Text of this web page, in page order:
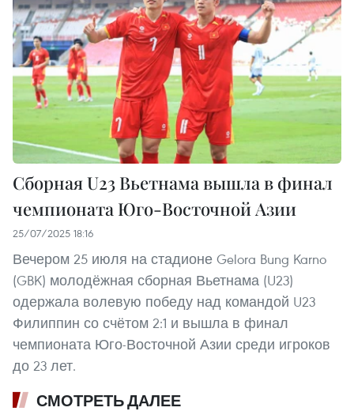
Сборная U23 Вьетнама вышла в финал
чемпионата Юго-Восточной Азии
25/07/2025 18:16
Вечером 25 июля на стадионе Gelora Bung Karno
(GBK) молодёжная сборная Вьетнама (U23)
одержала волевую победу над командой U23
Филиппин со счётом 2:1 и вышла в финал
чемпионата Юго-Восточной Азии среди игроков
до 23 лет.
СМОТРЕТЬ ДАЛЕЕ